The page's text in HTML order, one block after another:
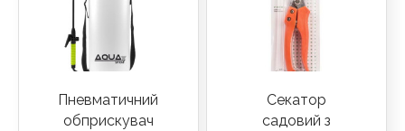
Пневматичний
обприскувач
Секатор
садовий з